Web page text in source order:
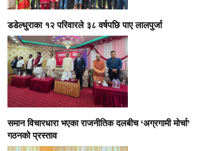
डडेल्धुराका १२ परिवारले ३८ वर्षपछि पाए लालपुर्जा
समान विचारधारा भएका राजनीतिक दलबीच ‘अग्रगामी मोर्चा’
गठनको प्रस्ताव